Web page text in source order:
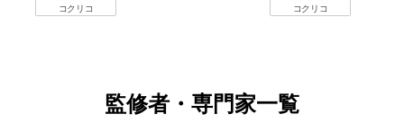
コクリコ コクリコ
監修者・専門家一覧